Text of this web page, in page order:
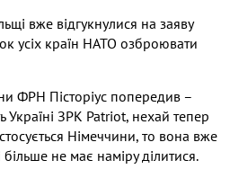
вже відгукнулися на заяву
усіх країн НАТО озброювати
ФРН Пісторіус попередив –
Україні ЗРК Patriot, нехай тепер
Німеччини, то вона вже
більше не має наміру ділитися.